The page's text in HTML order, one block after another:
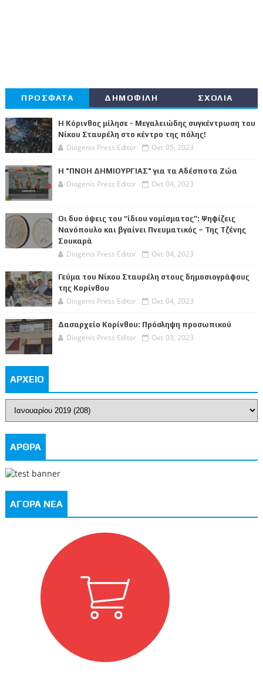
ΠΡΟΣΦΑΤΑ ΔΗΜΟΦΙΛΗ ΣΧΟΛΙΑ
Η Κόρινθος μίλησε - Μεγαλειώδης συγκέντρωση του
Νίκου Σταυρέλη στο κέντρο της πόλης!
Diogenis Press Editor Οκτ 05, 2023
Η "ΠΝΟΗ ΔΗΜΙΟΥΡΓΙΑΣ" για τα Αδέσποτα Ζώα
Diogenis Press Editor Οκτ 04, 2023
Οι δυο όψεις του “ίδιου νομίσματος”: Ψηφίζεις
Νανόπουλο και βγαίνει Πνευματικός – Της Τζένης
Σουκαρά
Diogenis Press Editor Οκτ 04, 2023
Γεύμα του Νίκου Σταυρέλη στους δημοσιογράφους
της Κορίνθου
Diogenis Press Editor Οκτ 04, 2023
Δασαρχείο Κορίνθου: Πρόσληψη προσωπικού
Diogenis Press Editor Οκτ 03, 2023
ΑΡΧΕΙΟ
ΑΡΘΡΑ
ΑΓΟΡΑ ΝΕΑ